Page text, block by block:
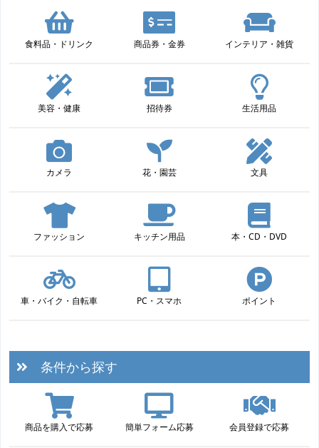
食料品・ドリンク 商品券・金券 インテリア・雑貨
美容・健康 招待券 生活用品
カメラ 花・園芸 文具
ファッション キッチン用品 本・CD・DVD
車・バイク・自転車 PC・スマホ ポイント
条件から探す
商品を購入で応募 簡単フォーム応募 会員登録で応募